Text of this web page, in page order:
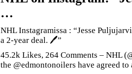
…
NHL Instagramissa : “Jesse
a 2-year deal. 🖊️”
45.2k Likes, 264 Comments – NHL
the @edmontonoilers have agreed